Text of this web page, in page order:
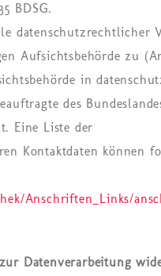
BDSG.
datenschutzrechtlicher
Aufsichtsbehörde zu
in
des
Eine Liste der
Kontaktdaten können
Anschriften_Links/
Datenverarbeitung